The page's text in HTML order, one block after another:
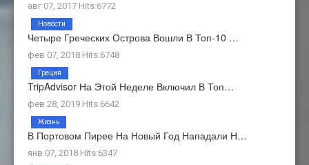
авг 07, 2017 Hits:6772
Четыре Греческих Острова Вошли В Топ-10 …
фев 07, 2018 Hits:6748
Новости
TripAdvisor На Этой Неделе Включил В Топ…
фев 28, 2019 Hits:6642
Греция
В Портовом Пирее На Новый Год Нападали Н…
янв 07, 2018 Hits:6347
Жизнь